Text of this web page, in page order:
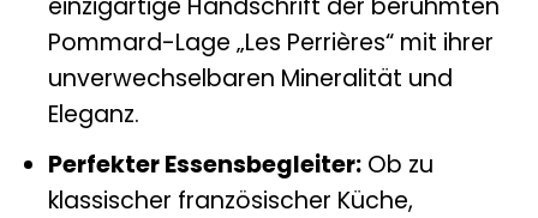
einzigartige Handschrift der berühmten
Pommard-Lage „Les Perrières“ mit ihrer
unverwechselbaren Mineralität und
Eleganz.
Perfekter Essensbegleiter:Ob zu
klassischer französischer Küche,